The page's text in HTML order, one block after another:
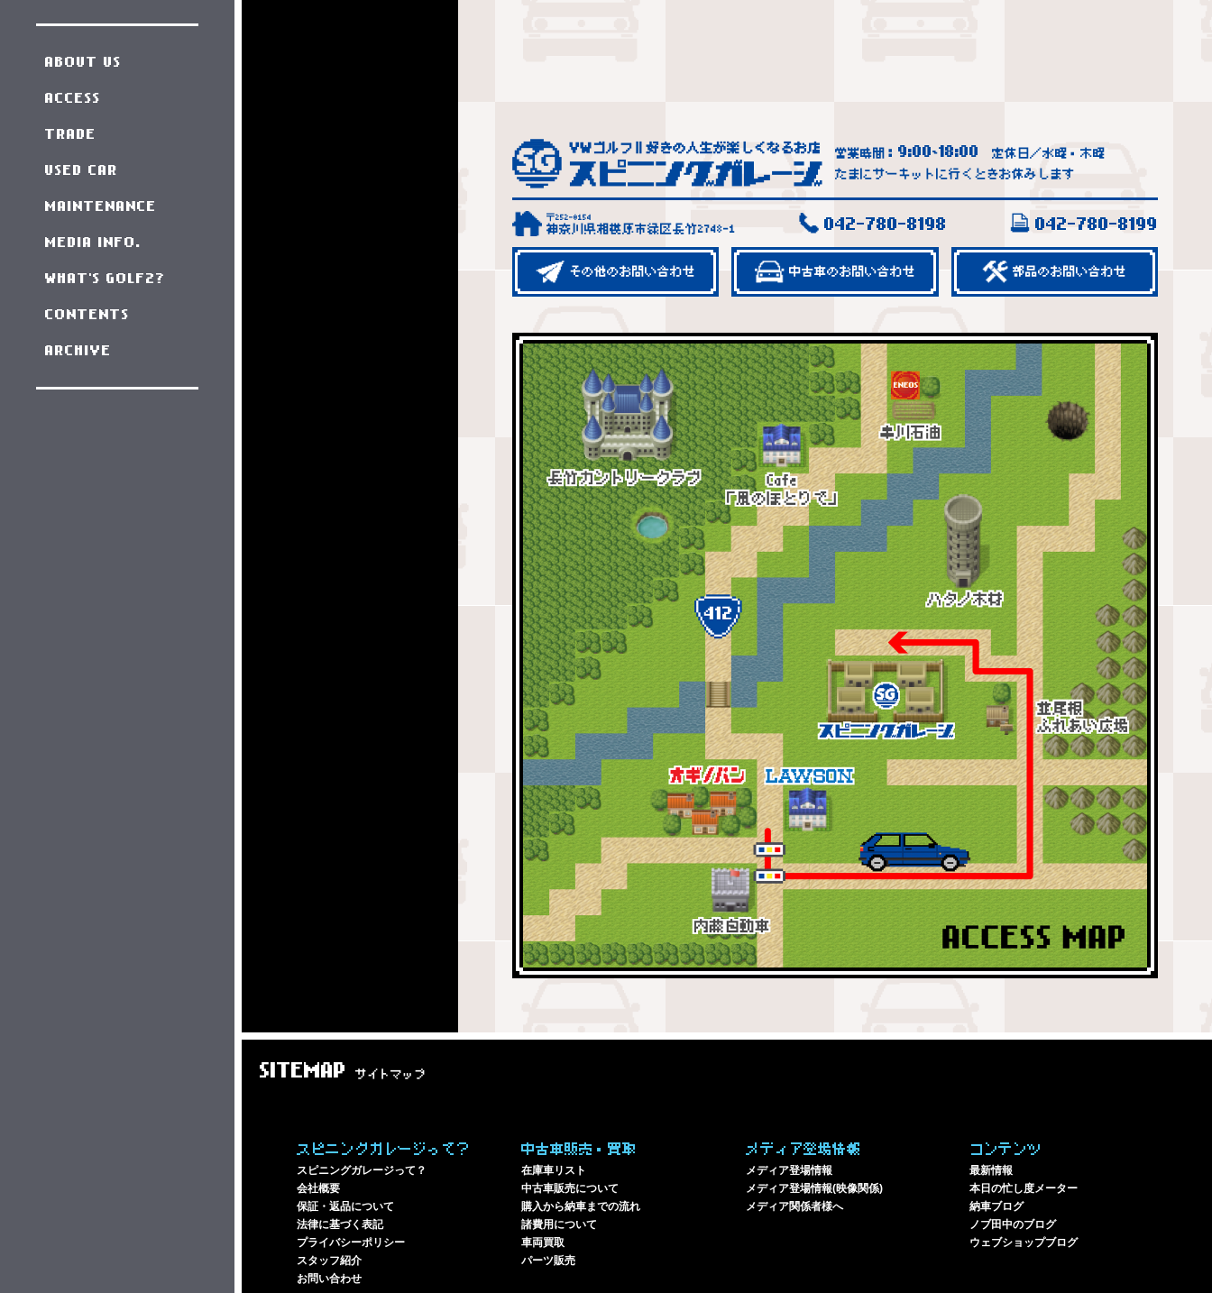
営業時間： 9:00~18:00
定休日／水曜・木曜
たまにサーキットに行くときお休みします
〒252-0154
神奈川県相模原市緑区長竹2748-1 042-780-8198 042-780-8199
その他のお問い合わせ 中古車のお問い合わせ 部品のお問い合わせ
SITEMAP サイトマップ
スピニングガレージって？
スピニングガレージって？
会社概要
保証・返品について
法律に基づく表記
プライバシーポリシー
スタッフ紹介
お問い合わせ
中古車販売・買取
在庫車リスト
中古車販売について
購入から納車までの流れ
諸費用について
車両買取
パーツ販売
メディア登場情報
メディア登場情報
メディア登場情報(映像関係)
メディア関係者様へ
コンテンツ
最新情報
本日の忙し度メーター
納車ブログ
ノブ田中のブログ
ウェブショップブログ
ABOUT US
ACCESS
TRADE
USED CAR
MAINTENANCE
MEDIA INFO.
WHAT'S GOLF2?
CONTENTS
ARCHIVE